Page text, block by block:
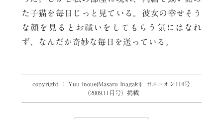
た子猫を毎日じっと見ている。彼女の幸せそう
な顔を見るとお祓いをしてもらう気にはなれ
ず、なんだか奇妙な毎日を送っている。
copyright ： Yuu Inoue(Masaru Inagaki) ffユニオン114号
（2009.11月号）掲載